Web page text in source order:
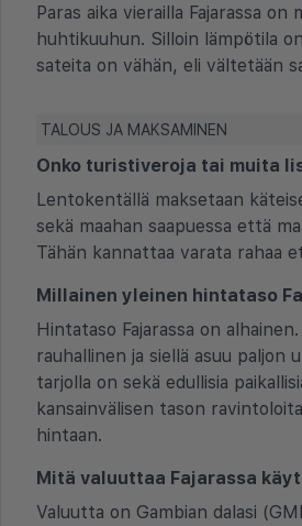
Paras aika vierailla Fajarassa on
huhtikuuhun. Silloin lämpötila
sateita on vähän, eli vältetään
TALOUS JA MAKSAMINEN
Onko turistiveroja tai muita
Lentokentällä maksetaan
sekä maahan saapuessa että
Tähän kannattaa varata rahaa
Millainen yleinen hintataso
Hintataso Fajarassa on
rauhallinen ja siellä asuu paljon
tarjolla on sekä edullisia
kansainvälisen tason
hintaan.
Mitä valuuttaa Fajarassa
Valuutta on Gambian dalasi